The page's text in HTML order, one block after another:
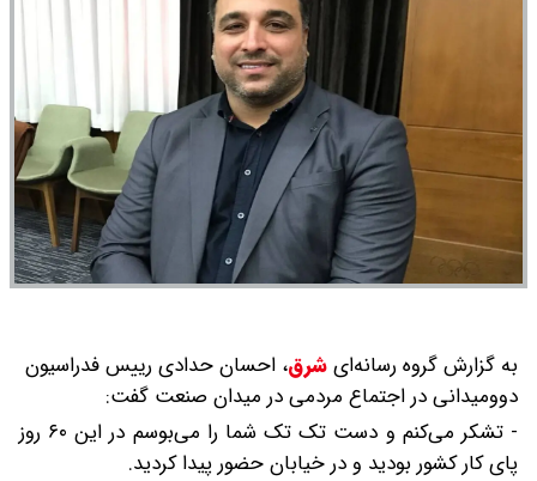
به گزارش گروه رسانه‌ایشرق، احسان حدادی رییس فدراسیون
دوومیدانی در اجتماع مردمی در میدان صنعت گفت:
- تشکر می‌کنم و دست تک تک شما را می‌بوسم در این ۶۰ روز
پای کار کشور بودید و در خیابان حضور پیدا کردید.